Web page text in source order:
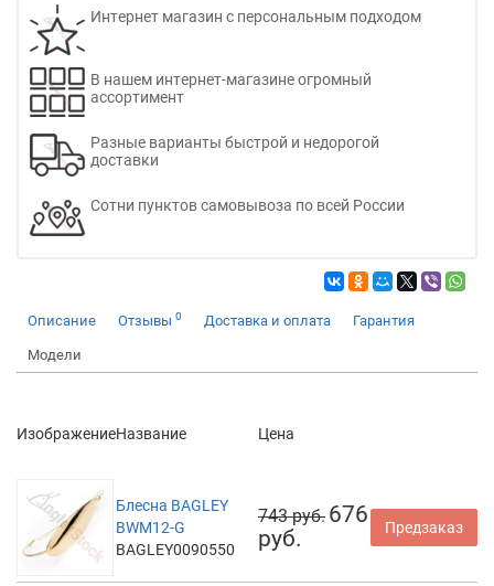
Интернет магазин с персональным подходом
В нашем интернет-магазине огромный
ассортимент
Разные варианты быстрой и недорогой
доставки
Сотни пунктов самовывоза по всей России
Описание Отзывы 0 Доставка и оплата Гарантия
Модели
ИзображениеНазвание Цена
Блесна BAGLEY
BWM12-G
BAGLEY0090550
743 руб. 676
руб.
Предзаказ